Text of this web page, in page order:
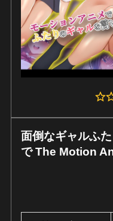
面倒なギャルふ
で The Motion